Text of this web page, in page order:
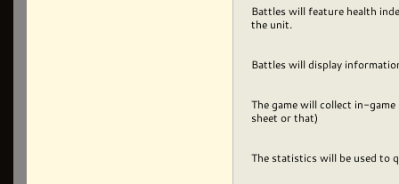
Battles will feature health
the unit.
Battles will display
The game will collect in-
sheet or that)
The statistics will be used to